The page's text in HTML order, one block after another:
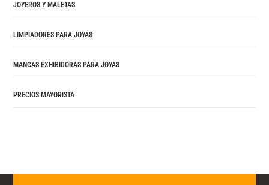
JOYEROS Y MALETAS
LIMPIADORES PARA JOYAS
MANGAS EXHIBIDORAS PARA JOYAS
PRECIOS MAYORISTA